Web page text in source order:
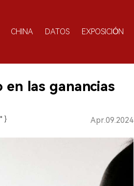
CHINA DATOS EXPOSICIÓN
las ganancias
} Apr.09.2024